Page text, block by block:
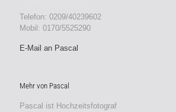
Telefon: 0209/40239602
Mobil: 0170/5525290
E-Mail an Pascal
Mehr von Pascal
Pascal ist Hochzeitsfotograf